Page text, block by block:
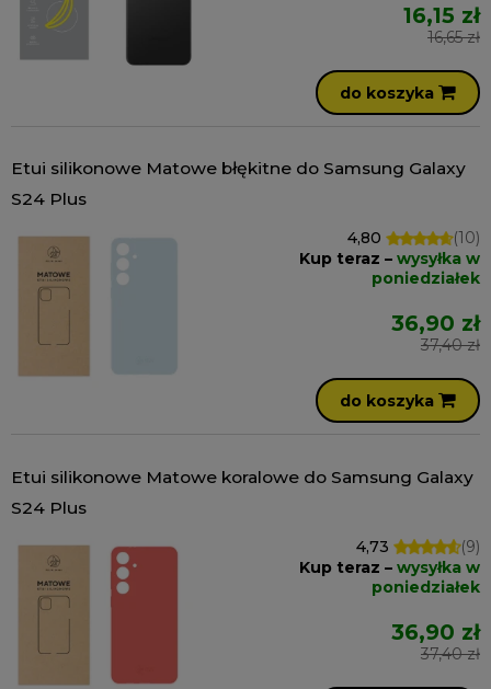
16,15 zł
16,65 zł
do koszyka
Etui silikonowe Matowe błękitne do Samsung Galaxy
S24 Plus
4,80
(10)
Kup teraz – wysyłka w
poniedziałek
36,90 zł
37,40 zł
do koszyka
Etui silikonowe Matowe koralowe do Samsung Galaxy
S24 Plus
4,73
(9)
Kup teraz – wysyłka w
poniedziałek
36,90 zł
37,40 zł